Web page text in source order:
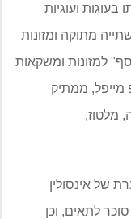
בעוגות ועוגיות
מתוקה ומזונות
" למזונות ומשקאות
מייפל, ממתיק
, מלטוז,
של אינסולין
לתאים, וכן